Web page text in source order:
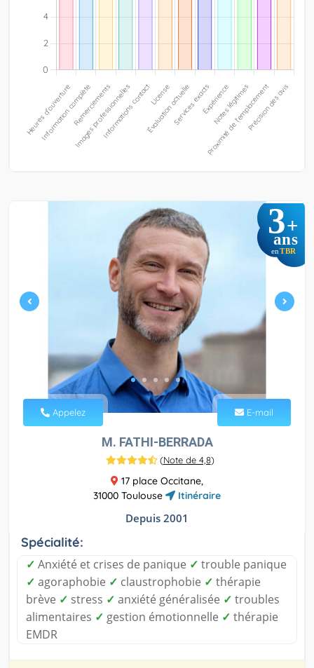
3+
ans
en TBR
Appelez E-mail
M. FATHI-BERRADA
(Note de 4,8)
17 place Occitane,
31000 Toulouse
Itinéraire
Depuis 2001
Spécialité:
✓ Anxiété et crises de panique ✓ trouble panique
✓ agoraphobie ✓ claustrophobie ✓ thérapie
brève ✓ stress ✓ anxiété généralisée ✓ troubles
alimentaires ✓ gestion émotionnelle ✓ thérapie
EMDR